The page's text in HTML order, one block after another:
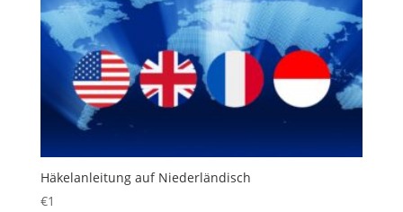
Häkelanleitung auf Niederländisch
€1